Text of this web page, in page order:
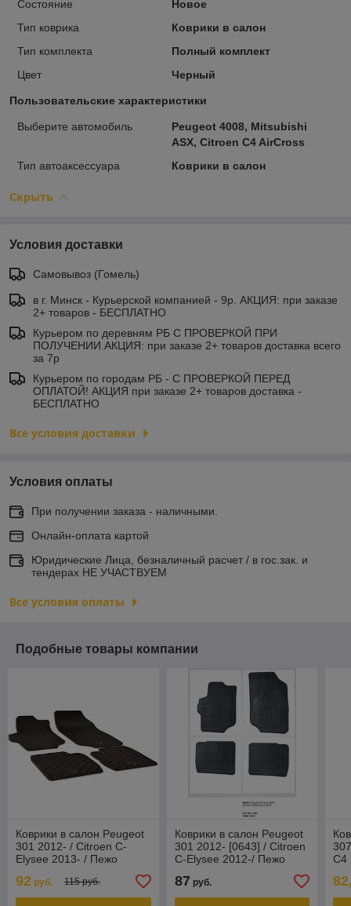
Состояние
Новое
Тип коврика
Коврики в салон
Тип комплекта
Полный комплект
Цвет
Черный
Пользовательские характеристики
Выберите автомобиль
Peugeot 4008, Mitsubishi
ASX, Citroen C4 AirCross
Тип автоаксессуара
Коврики в салон
Скрыть
Условия доставки
Самовывоз (Гомель)
в г. Минск - Курьерской компанией - 9р. АКЦИЯ: при заказе
2+ товаров - БЕСПЛАТНО
Курьером по деревням РБ С ПРОВЕРКОЙ ПРИ
ПОЛУЧЕНИИ.АКЦИЯ: при заказе 2+ товаров доставка всего
за 7р
Курьером по городам РБ - С ПРОВЕРКОЙ ПЕРЕД
ОПЛАТОЙ! АКЦИЯ при заказе 2+ товаров доставка -
БЕСПЛАТНО
Все условия доставки
Условия оплаты
При получении заказа - наличными.
Онлайн-оплата картой
Юридические Лица, безналичный расчет / в гос.зак. и
тендерах НЕ УЧАСТВУЕМ
Все условия оплаты
Подобные товары компании
Коврики в салон Peugeot
301 2012- / Citroen C-
Elysee 2013- / Пежо
92 руб. 115 руб.
Коврики в салон Peugeot
301 2012- [0643] / Citroen
C-Elysee 2012-/ Пежо
87 руб.
C4